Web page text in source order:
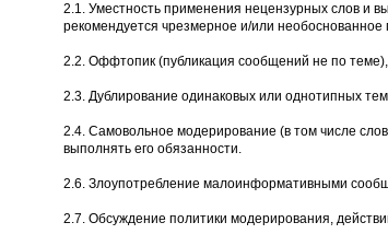
2.1. Уместность применения нецензурных слов и
рекомендуется чрезмерное и/или
2.2. Оффтопик (публикация сообщений не по
2.3. Дублирование одинаковых или однотипных
2.4. Самовольное модеpиpование (в том числе
выполнять его обязанности.
2.6. Злоупотребление малоинформативными
2.7. Обсуждение политики модерирования,